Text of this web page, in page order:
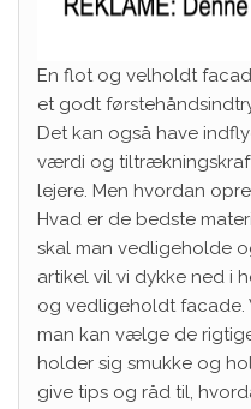
En flot og velholdt
et godt
Det kan også have
værdi og
lejere. Men hvordan
Hvad er de bedste
skal man vedligeholde
artikel vil vi dykke ned i
og vedligeholdt facade.
man kan vælge de
holder sig smukke og
give tips og råd til,